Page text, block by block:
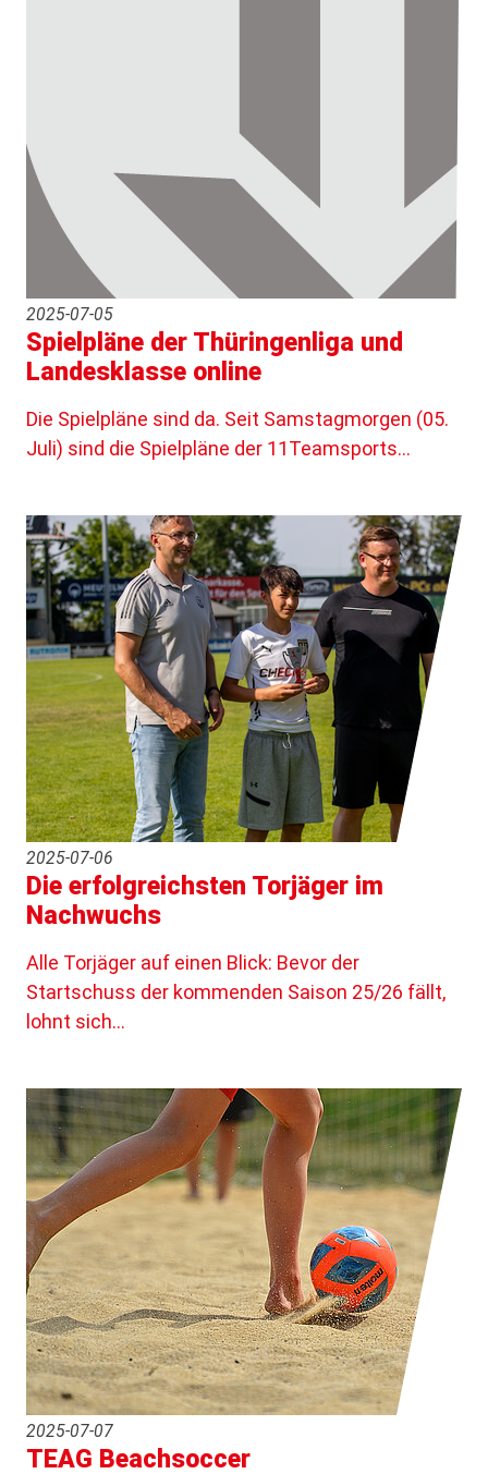
2025-07-05
Spielpläne der Thüringenliga und
Landesklasse online
Die Spielpläne sind da. Seit Samstagmorgen (05.
Juli) sind die Spielpläne der 11Teamsports…
2025-07-06
Die erfolgreichsten Torjäger im
Nachwuchs
Alle Torjäger auf einen Blick: Bevor der
Startschuss der kommenden Saison 25/26 fällt,
lohnt sich…
2025-07-07
TEAG Beachsoccer